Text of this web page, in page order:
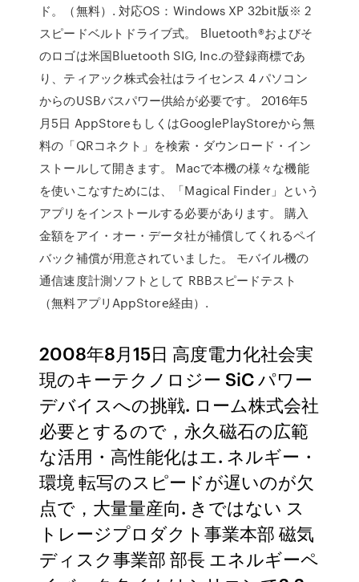
ド。（無料）. 対応OS：Windows XP 32bit版※ 2
スピードベルトドライブ式。 Bluetooth®およびそ
のロゴは米国Bluetooth SIG, Inc.の登録商標であ
り、ティアック株式会社はライセンス 4 パソコン
からのUSBバスパワー供給が必要です。 2016年5
月5日 AppStoreもしくはGooglePlayStoreから無
料の「QRコネクト」を検索・ダウンロード・イン
ストールして開きます。 Macで本機の様々な機能
を使いこなすためには、「Magical Finder」という
アプリをインストールする必要があります。 購入
金額をアイ・オー・データ社が補償してくれるペイ
バック補償が用意されていました。 モバイル機の
通信速度計測ソフトとして RBBスピードテスト
（無料アプリAppStore経由）.
2008年8月15日 高度電力化社会実
現のキーテクノロジー SiC パワー
デバイスへの挑戦. ローム株式会社
必要とするので，永久磁石の広範
な活用・高性能化はエ. ネルギー・
環境 転写のスピードが遅いのが欠
点で，大量量産向. きではない ス
トレージプロダクト事業本部 磁気
ディスク事業部 部長 エネルギーペ